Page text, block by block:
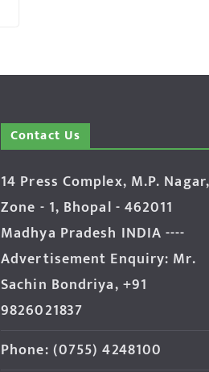
Contact Us
14 Press Complex, M.P. Nagar,
Zone - 1, Bhopal - 462011
Madhya Pradesh INDIA ----
Advertisement Enquiry: Mr.
Sachin Bondriya, +91
9826021837
Phone: (0755) 4248100